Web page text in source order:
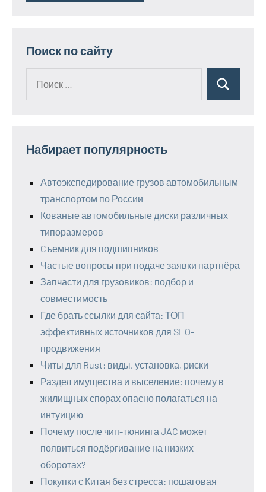
Поиск по сайту
Поиск
Набирает популярность
Автоэкспедирование грузов автомобильным
транспортом по России
Кованые автомобильные диски различных
типоразмеров
Cъемник для подшипников
Частые вопросы при подаче заявки партнёра
Запчасти для грузовиков: подбор и
совместимость
Где брать ссылки для сайта: ТОП
эффективных источников для SEO-
продвижения
Читы для Rust: виды, установка, риски
Раздел имущества и выселение: почему в
жилищных спорах опасно полагаться на
интуицию
Почему после чип-тюнинга JAC может
появиться подёргивание на низких
оборотах?
Покупки с Китая без стресса: пошаговая